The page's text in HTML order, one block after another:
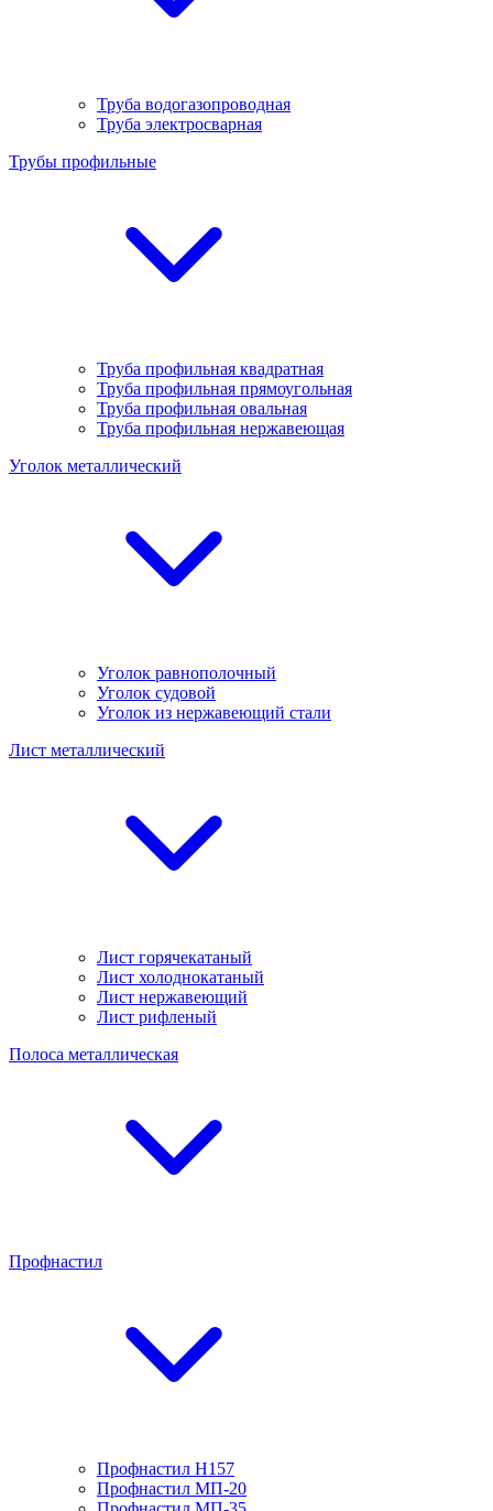
Труба водогазопроводная
Труба электросварная
Трубы профильные
Труба профильная квадратная
Труба профильная прямоугольная
Труба профильная овальная
Труба профильная нержавеющая
Уголок металлический
Уголок равнополочный
Уголок судовой
Уголок из нержавеющий стали
Лист металлический
Лист горячекатаный
Лист холоднокатаный
Лист нержавеющий
Лист рифленый
Полоса металлическая
Профнастил
Профнастил H157
Профнастил МП-20